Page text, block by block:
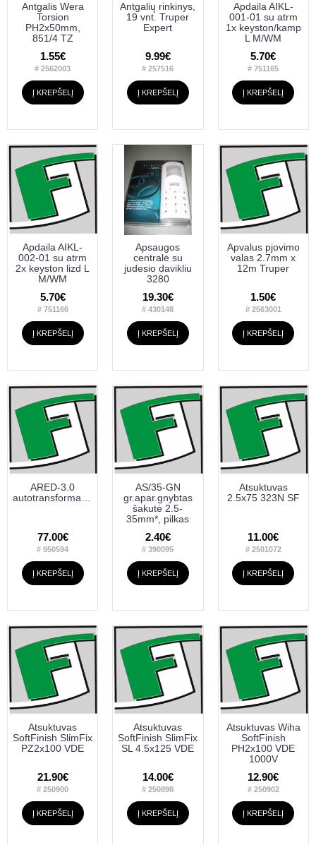
Antgalis Wera
Torsion
PH2x50mm,
851/4 TZ
1.55€
# 2562003
Į KREPŠELĮ
Antgalių rinkinys,
19 vnt. Truper
Expert
9.99€
# 257516
Į KREPŠELĮ
Apdaila AIKL-
001-01 su atrm
1x keyston/kamp
L M/WM
5.70€
# 751165
Į KREPŠELĮ
Apdaila AIKL-
002-01 su atrm
2x keyston lizd L
M/WM
5.70€
# 751166
Į KREPŠELĮ
Apsaugos
centralė su
judesio davikliu
3280
19.30€
# 430148
Į KREPŠELĮ
Apvalus pjovimo
valas 2.7mm x
12m Truper
1.50€
# 2563001
Į KREPŠELĮ
ARED-3.0
77.00€
# 950594
Į KREPŠELĮ
AS/35-GN
gr.apar.gnybtas
šakutė 2.5-
35mm*, pilkas
2.40€
# 390095
Į KREPŠELĮ
Atsuktuvas
2.5x75 323N SF
11.00€
# 2501072
Į KREPŠELĮ
Atsuktuvas
SoftFinish SlimFix
PZ2x100 VDE
21.90€
# 250900
Į KREPŠELĮ
Atsuktuvas
SoftFinish SlimFix
SL 4.5x125 VDE
14.00€
# 250898
Į KREPŠELĮ
Atsuktuvas Wiha
SoftFinish
PH2x100 VDE
1000V
12.90€
# 250902
Į KREPŠELĮ